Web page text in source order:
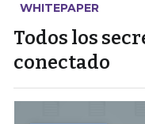
WHITEPAPER
Todos los
conectado